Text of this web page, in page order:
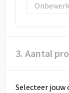
3. Aantal
Selecteer jouw